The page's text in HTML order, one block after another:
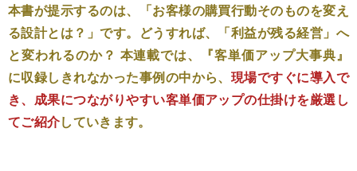
本書が提示するのは、「お客様の購買行動そのものを変え
る設計とは？」です。どうすれば、「利益が残る経営」へ
と変われるのか？ 本連載では、『客単価アップ大事典』
に収録しきれなかった事例の中から、 現場ですぐに導入で
き、成果につながりやすい客単価アップの仕掛けを厳選し
てご紹介していきます。